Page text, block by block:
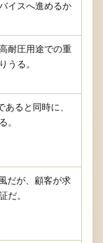
イスへ進めるか
耐圧用途での重
うる。
あると同時に、
。
だが、顧客が求
だ。